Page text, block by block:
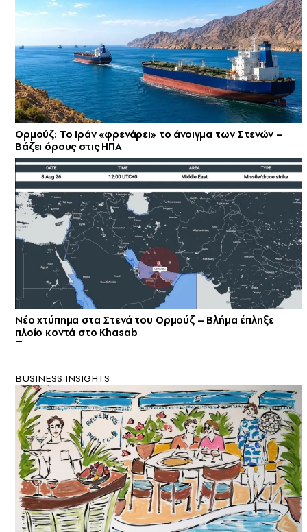
Ορμούζ: Το Ιράν «φρενάρει» το άνοιγμα των Στενών –
Βάζει όρους στις ΗΠΑ
Νέο χτύπημα στα Στενά του Ορμούζ – Βλήμα έπληξε
πλοίο κοντά στο Khasab
BUSINESS INSIGHTS